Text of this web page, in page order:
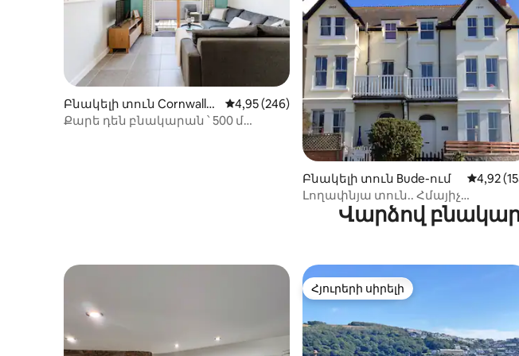
Բնակելի տուն Cornwall-ո
ւմ
Միջին վարկանիշը՝ 5-ից 4,95, 246 կարծիք
4,95 (246)
Քարե դեն բնակարան ՝ 500 մ
Բնակելի տուն Bude-ում Միջին
4,92
Լողափնյա տուն.. Հմայիչ
լողափնյա սեփականություն ։
Վարձով
Հյուրերի սիրելի
Հյուրերի սիրելի